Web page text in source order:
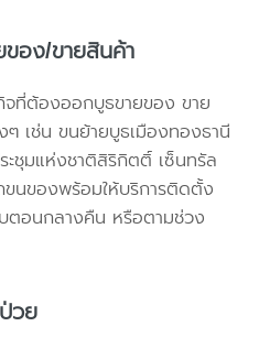
ของ/ขายสินค้า
จที่ต้องออกบูธขายของ ขาย
เช่น ขนย้ายบูธเมืองทองธานี
ะชุมแห่งชาติสิริกิตติ์ เซ็นทรัล
ขนของพร้อมให้บริการติดตั้ง
ตอนกลางคืน หรือตามช่วง
วย